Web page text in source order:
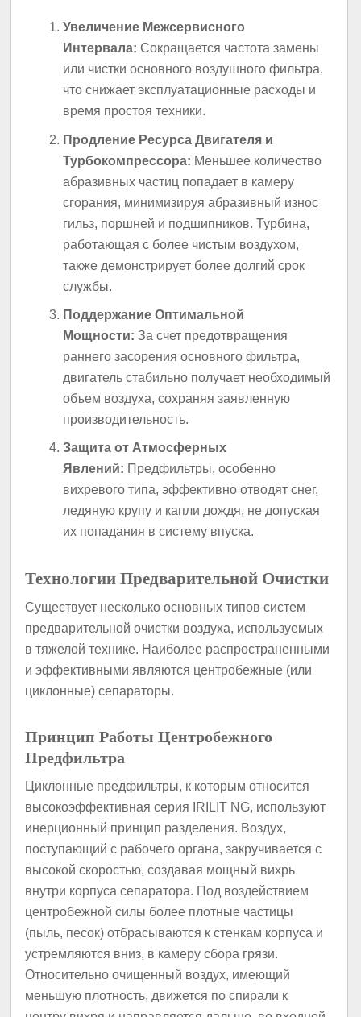
Увеличение Межсервисного
Интервала: Сокращается частота замены
или чистки основного воздушного фильтра,
что снижает эксплуатационные расходы и
время простоя техники.
Продление Ресурса Двигателя и
Турбокомпрессора: Меньшее количество
абразивных частиц попадает в камеру
сгорания, минимизируя абразивный износ
гильз, поршней и подшипников. Турбина,
работающая с более чистым воздухом,
также демонстрирует более долгий срок
службы.
Поддержание Оптимальной
Мощности: За счет предотвращения
раннего засорения основного фильтра,
двигатель стабильно получает необходимый
объем воздуха, сохраняя заявленную
производительность.
Защита от Атмосферных
Явлений: Предфильтры, особенно
вихревого типа, эффективно отводят снег,
ледяную крупу и капли дождя, не допуская
их попадания в систему впуска.
Технологии Предварительной Очистки
Существует несколько основных типов систем
предварительной очистки воздуха, используемых
в тяжелой технике. Наиболее распространенными
и эффективными являются центробежные (или
циклонные) сепараторы.
Принцип Работы Центробежного
Предфильтра
Циклонные предфильтры, к которым относится
высокоэффективная серия IRILIT NG, используют
инерционный принцип разделения. Воздух,
поступающий с рабочего органа, закручивается с
высокой скоростью, создавая мощный вихрь
внутри корпуса сепаратора. Под воздействием
центробежной силы более плотные частицы
(пыль, песок) отбрасываются к стенкам корпуса и
устремляются вниз, в камеру сбора грязи.
Относительно очищенный воздух, имеющий
меньшую плотность, движется по спирали к